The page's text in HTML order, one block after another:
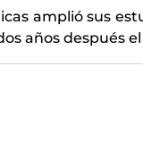
amplió sus
años después